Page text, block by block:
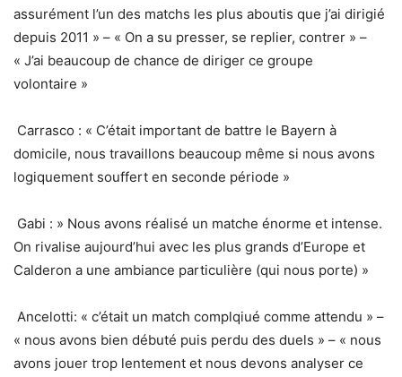
assurément l’un des matchs les plus aboutis que j’ai dirigié
depuis 2011 » – « On a su presser, se replier, contrer » –
« J’ai beaucoup de chance de diriger ce groupe
volontaire »
Carrasco : « C’était important de battre le Bayern à
domicile, nous travaillons beaucoup même si nous avons
logiquement souffert en seconde période »
Gabi : » Nous avons réalisé un matche énorme et intense.
On rivalise aujourd’hui avec les plus grands d’Europe et
Calderon a une ambiance particulière (qui nous porte) »
Ancelotti: « c’était un match complqiué comme attendu » –
« nous avons bien débuté puis perdu des duels » – « nous
avons jouer trop lentement et nous devons analyser ce